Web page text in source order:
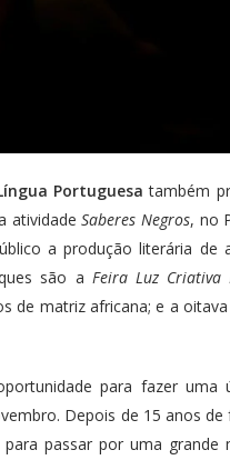
Portuguesa também
atividadeSaberes Negros, no
a produção literária de
são a Feira Luz Criativa
de matriz africana; e a
para fazer uma
Depois de 15 anos
passar por uma grande